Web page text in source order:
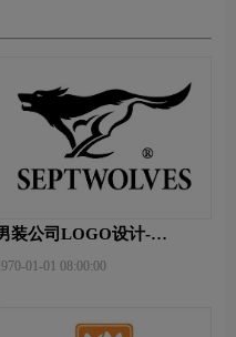
装公司LOGO设计-
设计
01-01 08:00:00